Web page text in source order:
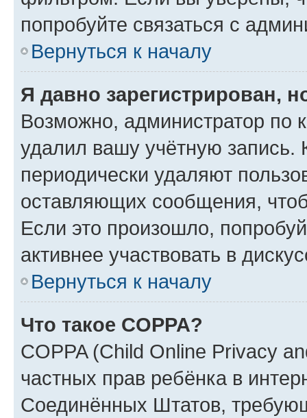
попробуйте связаться с
Вернуться к началу
Я давно зарегистрирован,
Возможно, администратор по
удалил вашу учётную запись.
периодически удаляют
оставляющих сообщения,
Если это произошло,
активнее участвовать в
Вернуться к началу
Что такое COPPA?
COPPA (Child Online Privacy
частных прав ребёнка в
Соединённых Штатов,